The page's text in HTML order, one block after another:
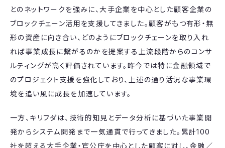
とのネットワークを強みに、大手企業を中心とした顧客企業の
ブロックチェーン活用を支援してきました。顧客がもつ有形・無
形の資産に向き合い、どのようにブロックチェーンを取り入れ
れば事業成長に繋がるのかを提案する上流段階からのコンサ
ルティングが高く評価されています。昨今では特に金融領域で
のプロジェクト支援を強化しており、上述の通り活況な事業環
境を追い風に成長を加速しています。
一方、キリフダは、技術的知見とデータ分析に基づいた事業開
発からシステム開発まで一気通貫で行ってきました。累計100
社を超える大手企業・官公庁を中心とした顧客に対し、金融／